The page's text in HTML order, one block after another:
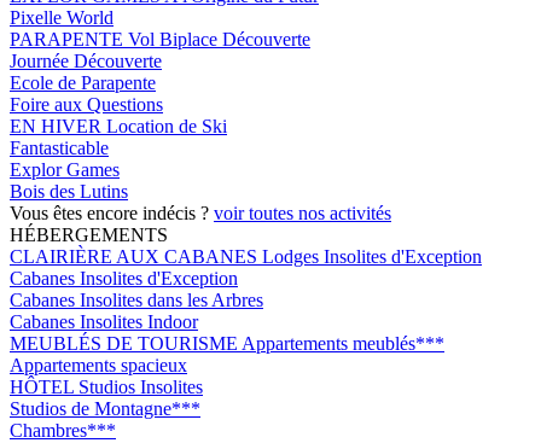
Pixelle World
PARAPENTE Vol Biplace Découverte
Journée Découverte
Ecole de Parapente
Foire aux Questions
EN HIVER Location de Ski
Fantasticable
Explor Games
Bois des Lutins
Vous êtes encore indécis ? voir toutes nos activités
HÉBERGEMENTS
CLAIRIÈRE AUX CABANES Lodges Insolites d'Exception
Cabanes Insolites d'Exception
Cabanes Insolites dans les Arbres
Cabanes Insolites Indoor
MEUBLÉS DE TOURISME Appartements meublés***
Appartements spacieux
HÔTEL Studios Insolites
Studios de Montagne***
Chambres***